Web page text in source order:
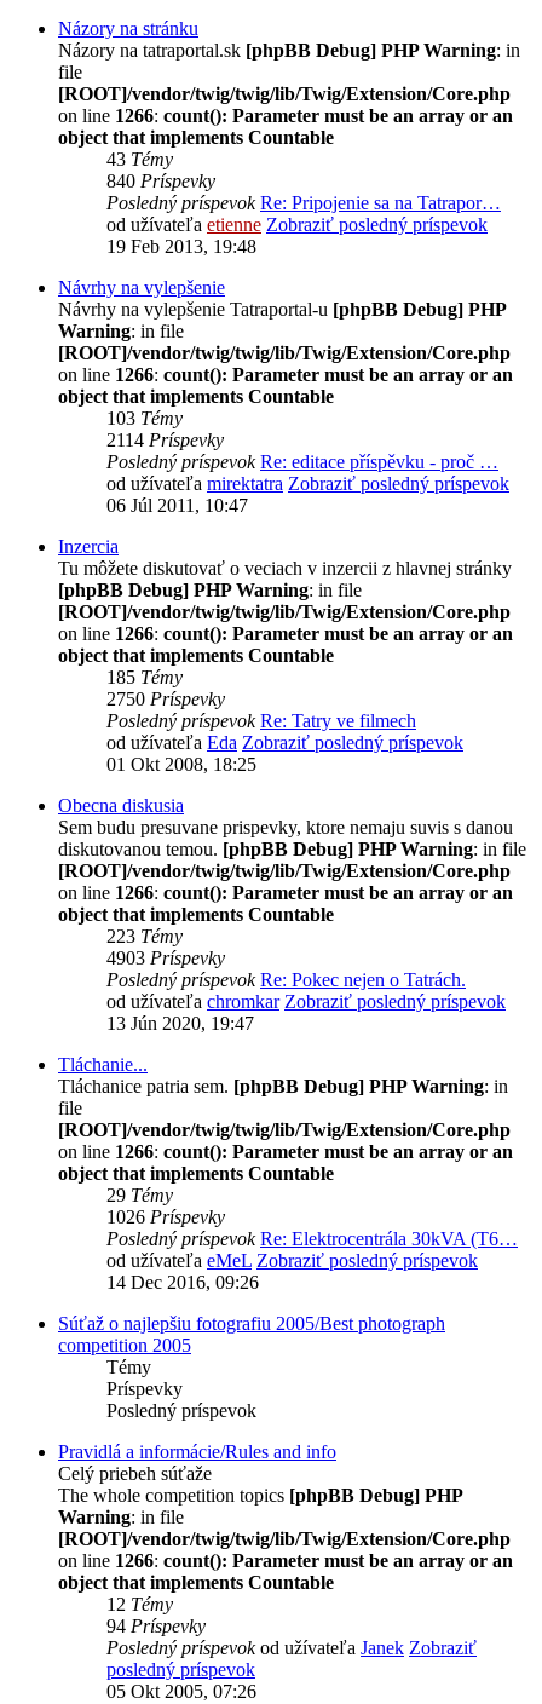
Názory na stránku
Názory na tatraportal.sk [phpBB Debug] PHP Warning: in
file
[ROOT]/vendor/twig/twig/lib/Twig/Extension/Core.php
on line 1266: count(): Parameter must be an array or an
object that implements Countable
43 Témy
840 Príspevky
Posledný príspevok Re: Pripojenie sa na Tatrapor…
od užívateľa etienne Zobraziť posledný príspevok
19 Feb 2013, 19:48
Návrhy na vylepšenie
Návrhy na vylepšenie Tatraportal-u [phpBB Debug] PHP
Warning: in file
[ROOT]/vendor/twig/twig/lib/Twig/Extension/Core.php
on line 1266: count(): Parameter must be an array or an
object that implements Countable
103 Témy
2114 Príspevky
Posledný príspevok Re: editace příspěvku - proč …
od užívateľa mirektatra Zobraziť posledný príspevok
06 Júl 2011, 10:47
Inzercia
Tu môžete diskutovať o veciach v inzercii z hlavnej stránky
[phpBB Debug] PHP Warning: in file
[ROOT]/vendor/twig/twig/lib/Twig/Extension/Core.php
on line 1266: count(): Parameter must be an array or an
object that implements Countable
185 Témy
2750 Príspevky
Posledný príspevok Re: Tatry ve filmech
od užívateľa Eda Zobraziť posledný príspevok
01 Okt 2008, 18:25
Obecna diskusia
Sem budu presuvane prispevky, ktore nemaju suvis s danou
diskutovanou temou. [phpBB Debug] PHP Warning: in file
[ROOT]/vendor/twig/twig/lib/Twig/Extension/Core.php
on line 1266: count(): Parameter must be an array or an
object that implements Countable
223 Témy
4903 Príspevky
Posledný príspevok Re: Pokec nejen o Tatrách.
od užívateľa chromkar Zobraziť posledný príspevok
13 Jún 2020, 19:47
Tláchanie...
Tláchanice patria sem. [phpBB Debug] PHP Warning: in
file
[ROOT]/vendor/twig/twig/lib/Twig/Extension/Core.php
on line 1266: count(): Parameter must be an array or an
object that implements Countable
29 Témy
1026 Príspevky
Posledný príspevok Re: Elektrocentrála 30kVA (T6…
od užívateľa eMeL Zobraziť posledný príspevok
14 Dec 2016, 09:26
Súťaž o najlepšiu fotografiu 2005/Best photograph
competition 2005
Témy
Príspevky
Posledný príspevok
Pravidlá a informácie/Rules and info
Celý priebeh súťaže
The whole competition topics [phpBB Debug] PHP
Warning: in file
[ROOT]/vendor/twig/twig/lib/Twig/Extension/Core.php
on line 1266: count(): Parameter must be an array or an
object that implements Countable
12 Témy
94 Príspevky
Posledný príspevokod užívateľa Janek Zobraziť
posledný príspevok
05 Okt 2005, 07:26